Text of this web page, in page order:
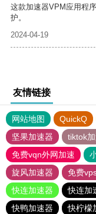
这款加速器VPM应用程
护。
2024-04-19
友情链接
网站地图 QuickQ
坚果加速器
tiktok
免费vqn外网加速
旋风加速器
免费
快连加速器
快连加
快鸭加速器
快柠檬